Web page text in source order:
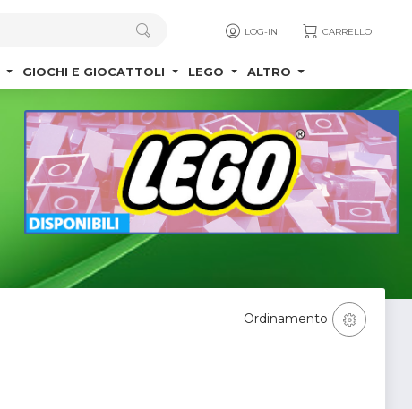
LOG-IN CARRELLO
GIOCHI E GIOCATTOLI LEGO ALTRO
Ordinamento